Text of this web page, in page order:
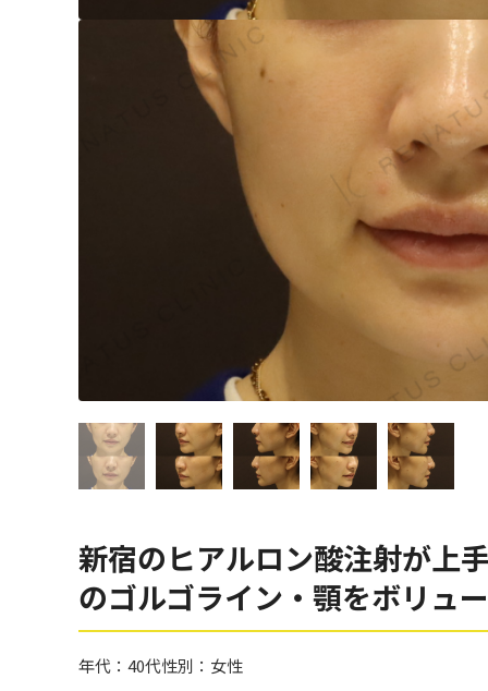
部位から探す
ほうれい線
ネハ
スネコス
リジュラン
ゴウリ
糸リフト
目の下のクマ取り
性別から探す
男性
Age
年代から探す
新宿のヒアルロン酸注射が上
のゴルゴライン・顎をボリュ
年代： 40代性別： 女性